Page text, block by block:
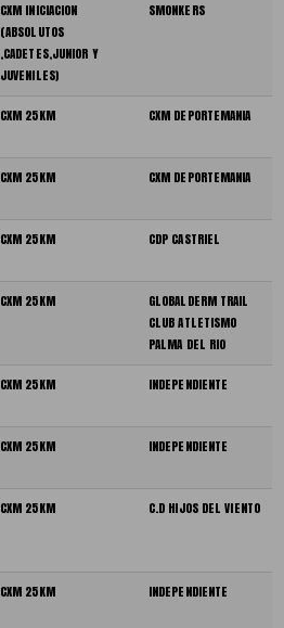
CXM INICIACION
(ABSOLUTOS
,CADETES,JUNIOR Y
JUVENILES)
SMONKERS
CXM 25KM CXM DEPORTEMANIA
CXM 25KM CXM DEPORTEMANIA
CXM 25KM CDP CASTRIEL
CXM 25KM
GLOBALDERM TRAIL
CLUB ATLETISMO
PALMA DEL RIO
CXM 25KM INDEPENDIENTE
CXM 25KM INDEPENDIENTE
CXM 25KM C.D HIJOS DEL VIENTO
CXM 25KM INDEPENDIENTE